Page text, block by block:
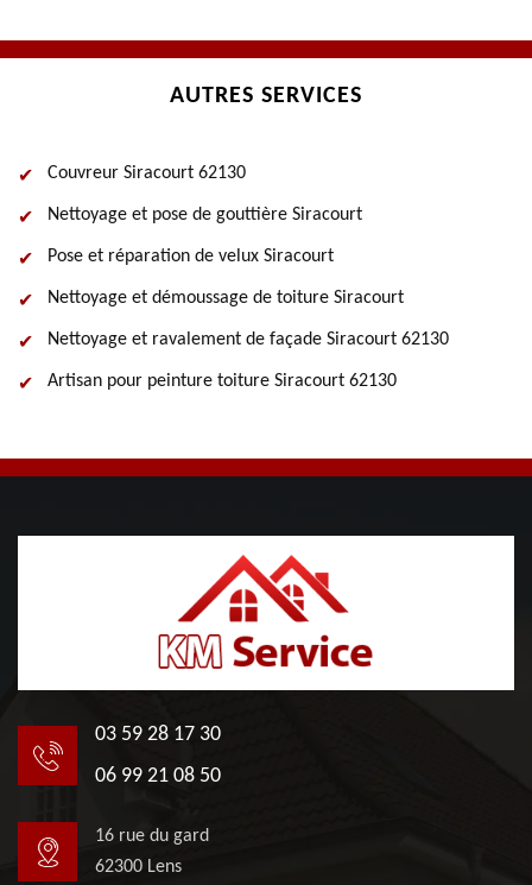
AUTRES SERVICES
Couvreur Siracourt 62130
Nettoyage et pose de gouttière Siracourt
Pose et réparation de velux Siracourt
Nettoyage et démoussage de toiture Siracourt
Nettoyage et ravalement de façade Siracourt 62130
Artisan pour peinture toiture Siracourt 62130
03 59 28 17 30
06 99 21 08 50
16 rue du gard
62300 Lens